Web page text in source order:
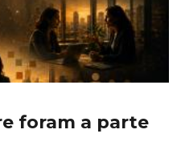
foram a parte